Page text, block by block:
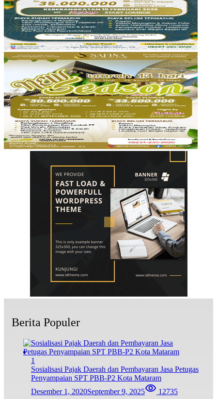
Berita Populer
1
Sosialisasi Pajak Daerah dan Pembayaran Jasa Petugas
Penyampaian SPT PBB-P2 Kota Mataram
Desember 1, 2020September 9, 2025 12735